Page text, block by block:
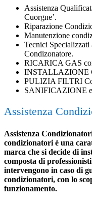
Assistenza
Cuorgne’.
Riparazione
Manutenzione
Tecnici Specializzati
Condizonatore.
RICARICA GAS
INSTALLAZIONE
PULIZIA FILTRI
SANIFICAZIONE e
Assistenza
Assistenza
condizionatori è una
marca che si decide di
composta di
intervengono in caso di
condizionatori, con lo
funzionamento.